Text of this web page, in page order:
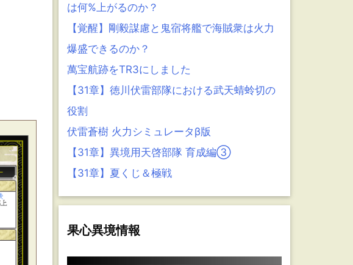
は何%上がるのか？
【覚醒】剛毅謀慮と鬼宿将艦で海賊衆は火力
爆盛できるのか？
萬宝航跡をTR3にしました
【31章】徳川伏雷部隊における武天蜻蛉切の
役割
伏雷蒼樹 火力シミュレータβ版
【31章】異境用天啓部隊 育成編③
【31章】夏くじ＆極戦
果心異境情報